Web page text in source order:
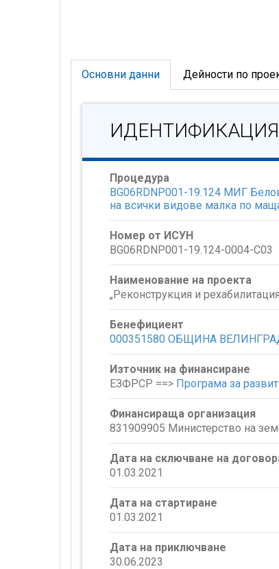
Основни данни Дейности по
ИДЕНТИФИКАЦИЯ
Процедура
BG06RDNP001-19.124 МИГ
на всички видове малка по
Номер от ИСУН
BG06RDNP001-19.124-0004-C03
Наименование на проекта
„Реконструкция и
Бенефициент
000351580 ОБЩИНА
Източник на финансиране
ЕЗФРСР ==> Програма за
Финансираща организация
831909905 Министерство на
Дата на сключване на
01.03.2021
Дата на стартиране
01.03.2021
Дата на приключване
30.06.2023